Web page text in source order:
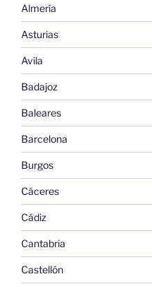
Almería
Asturias
Avila
Badajoz
Baleares
Barcelona
Burgos
Cáceres
Cádiz
Cantabria
Castellón